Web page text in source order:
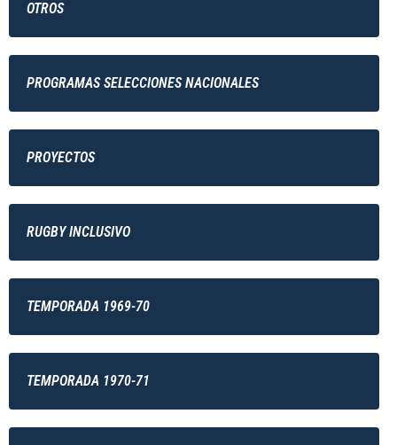
OTROS
PROGRAMAS SELECCIONES NACIONALES
PROYECTOS
RUGBY INCLUSIVO
TEMPORADA 1969-70
TEMPORADA 1970-71